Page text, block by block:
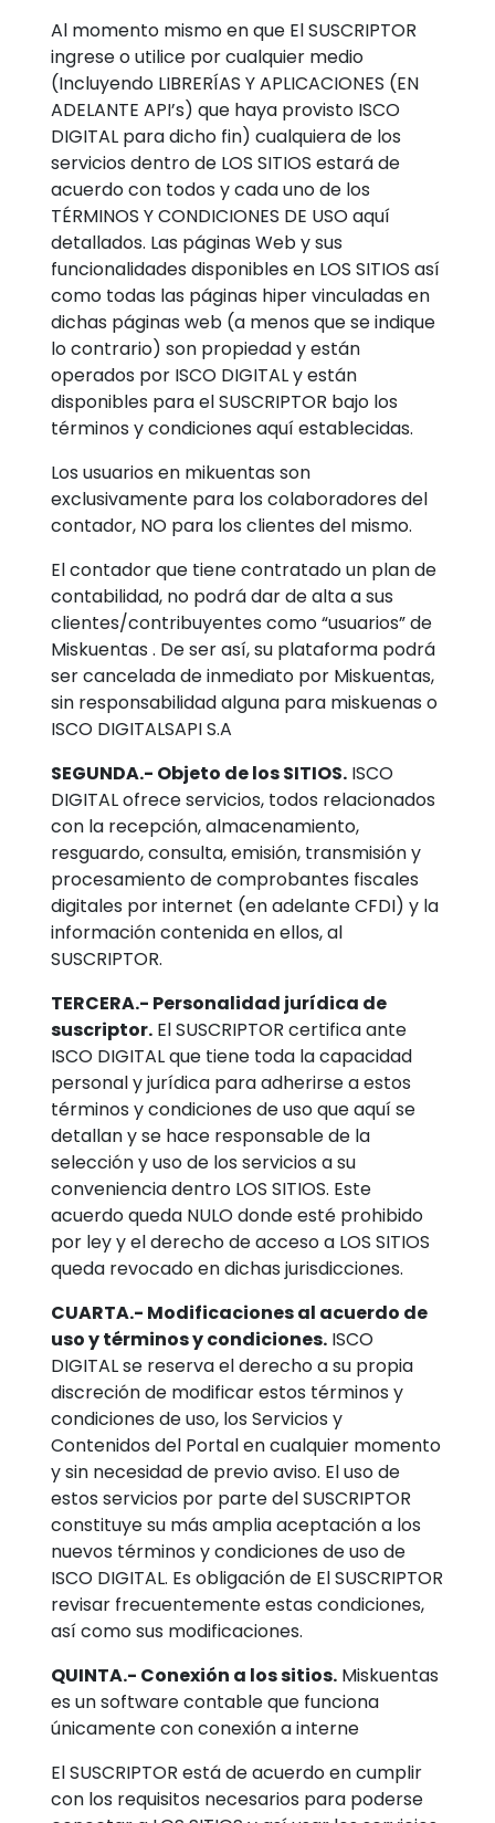
Al momento mismo en que El SUSCRIPTOR
ingrese o utilice por cualquier medio
(Incluyendo LIBRERÍAS Y APLICACIONES (EN
ADELANTE API’s) que haya provisto ISCO
DIGITAL para dicho fin) cualquiera de los
servicios dentro de LOS SITIOS estará de
acuerdo con todos y cada uno de los
TÉRMINOS Y CONDICIONES DE USO aquí
detallados. Las páginas Web y sus
funcionalidades disponibles en LOS SITIOS así
como todas las páginas hiper vinculadas en
dichas páginas web (a menos que se indique
lo contrario) son propiedad y están
operados por ISCO DIGITAL y están
disponibles para el SUSCRIPTOR bajo los
términos y condiciones aquí establecidas.
Los usuarios en mikuentas son
exclusivamente para los colaboradores del
contador, NO para los clientes del mismo.
El contador que tiene contratado un plan de
contabilidad, no podrá dar de alta a sus
clientes/contribuyentes como “usuarios” de
Miskuentas . De ser así, su plataforma podrá
ser cancelada de inmediato por Miskuentas,
sin responsabilidad alguna para miskuenas o
ISCO DIGITALSAPI S.A
SEGUNDA.- Objeto de los SITIOS. ISCO
DIGITAL ofrece servicios, todos relacionados
con la recepción, almacenamiento,
resguardo, consulta, emisión, transmisión y
procesamiento de comprobantes fiscales
digitales por internet (en adelante CFDI) y la
información contenida en ellos, al
SUSCRIPTOR.
TERCERA.- Personalidad jurídica de
suscriptor. El SUSCRIPTOR certifica ante
ISCO DIGITAL que tiene toda la capacidad
personal y jurídica para adherirse a estos
términos y condiciones de uso que aquí se
detallan y se hace responsable de la
selección y uso de los servicios a su
conveniencia dentro LOS SITIOS. Este
acuerdo queda NULO donde esté prohibido
por ley y el derecho de acceso a LOS SITIOS
queda revocado en dichas jurisdicciones.
CUARTA.- Modificaciones al acuerdo de
uso y términos y condiciones. ISCO
DIGITAL se reserva el derecho a su propia
discreción de modificar estos términos y
condiciones de uso, los Servicios y
Contenidos del Portal en cualquier momento
y sin necesidad de previo aviso. El uso de
estos servicios por parte del SUSCRIPTOR
constituye su más amplia aceptación a los
nuevos términos y condiciones de uso de
ISCO DIGITAL. Es obligación de El SUSCRIPTOR
revisar frecuentemente estas condiciones,
así como sus modificaciones.
QUINTA.- Conexión a los sitios. Miskuentas
es un software contable que funciona
únicamente con conexión a interne
El SUSCRIPTOR está de acuerdo en cumplir
con los requisitos necesarios para poderse